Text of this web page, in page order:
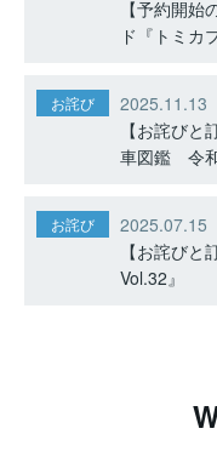
【予約開
ド『トミカ
お詫び
2025.11.13
【お詫び
車図鑑 令和
お詫び
2025.07.15
【お詫び
Vol.32』